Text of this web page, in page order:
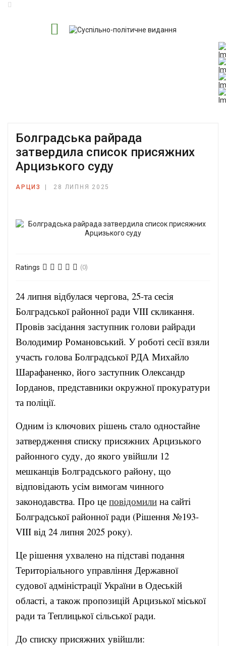
Болградська райрада
затвердила список присяжних
Арцизького суду
АРЦИЗ 28 ЛИПНЯ 2025
Ratings (0)
24 липня відбулася чергова, 25-та сесія
Болградської районної ради VIII скликання.
Провів засідання заступник голови райради
Володимир Романовський. У роботі сесії взяли
участь голова Болградської РДА Михайло
Шарафаненко, його заступник Олександр
Іорданов, представники окружної прокуратури
та поліції.
Одним із ключових рішень стало одностайне
затвердження списку присяжних Арцизького
районного суду, до якого увійшли 12
мешканців Болградського району, що
відповідають усім вимогам чинного
законодавства. Про це повідомили на сайті
Болградської районної ради (Рішення №193-
VIII від 24 липня 2025 року).
Це рішення ухвалено на підставі подання
Територіального управління Державної
судової адміністрації України в Одеській
області, а також пропозицій Арцизької міської
ради та Теплицької сільської ради.
До списку присяжних увійшли: